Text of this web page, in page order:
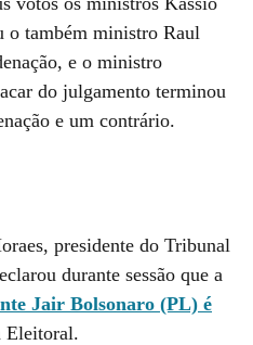
o também ministro Raul
e o ministro
do julgamento terminou
e um contrário.
presidente do Tribunal
durante sessão que a
Jair Bolsonaro (PL) é
Eleitoral.